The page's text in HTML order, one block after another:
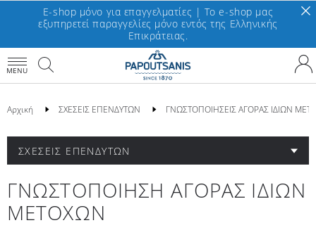
E-shop μόνο για επαγγελματίες | To e-shop μας
εξυπηρετεί παραγγελίες μόνο εντός της Ελληνικής
Επικράτειας.
MENU
Αρχική ΣΧΕΣΕΙΣ ΕΠΕΝΔΥΤΩΝ ΓΝΩΣΤΟΠΟΙΗΣΕΙΣ ΑΓΟΡΑΣ ΙΔΙΩΝ
ΣΧΕΣΕΙΣ ΕΠΕΝΔΥΤΩΝ
ΓΝΩΣΤΟΠΟΙΗΣΗ ΑΓΟΡΑΣ ΙΔΙΩΝ
ΜΕΤΟΧΩΝ